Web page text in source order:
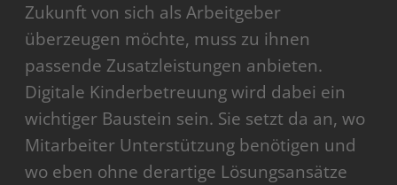
Zukunft von sich als Arbeitgeber
überzeugen möchte, muss zu ihnen
passende Zusatzleistungen anbieten.
Digitale Kinderbetreuung wird dabei ein
wichtiger Baustein sein. Sie setzt da an, wo
Mitarbeiter Unterstützung benötigen und
wo eben ohne derartige Lösungsansätze